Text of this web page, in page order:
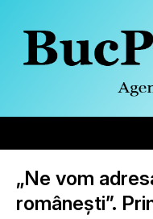
„Ne vom
românești”.